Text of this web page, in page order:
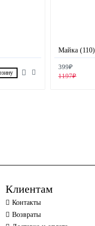
Майка (110)
399₽
1197₽
Клиентам
Контакты
Возвраты